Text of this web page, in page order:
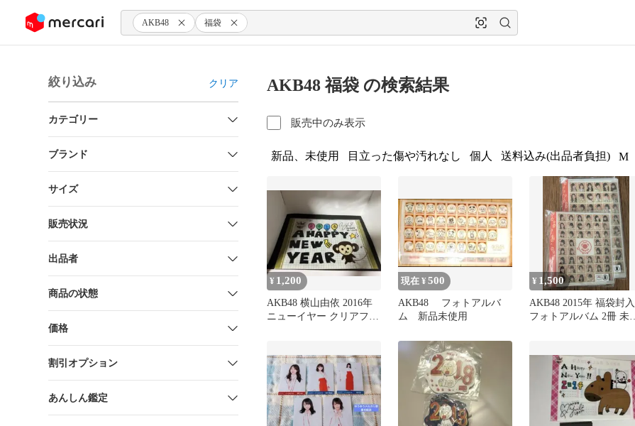
ツにスキップ AKB48 福袋
絞り込み クリア
カテゴリー
ブランド
サイズ
販売状況
出品者
商品の状態
価格
割引オプション
あんしん鑑定
AKB48 福袋 の検索結果
販売中のみ表示
新品、未使用 目立った傷や汚れなし 個人 送料込み(出品者負担) M
¥ 1,200
AKB48 横山由依 2016年
ニューイヤー クリアファ
現在 ¥500
AKB48 フォトアルバ
ム 新品未使用
¥ 1,500
AKB48 2015年 福袋封入
フォトアルバム 2冊 未開